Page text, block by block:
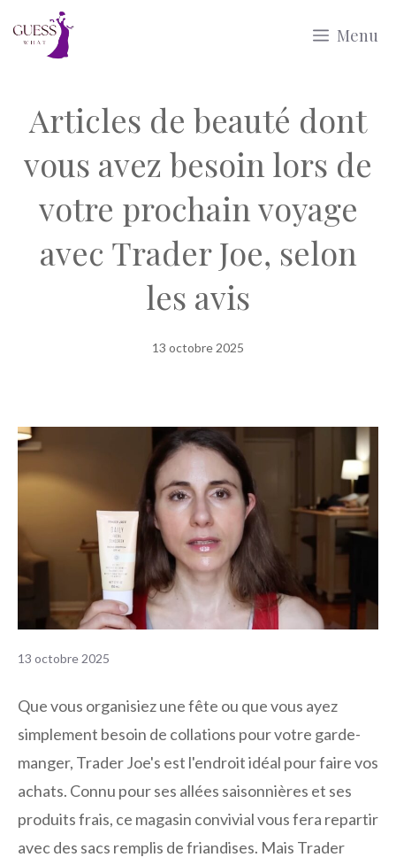
Menu
Articles de beauté dont
vous avez besoin lors de
votre prochain voyage
avec Trader Joe, selon
les avis
13 octobre 2025
13 octobre 2025
Que vous organisiez une fête ou que vous ayez
simplement besoin de collations pour votre garde-
manger, Trader Joe's est l'endroit idéal pour faire vos
achats. Connu pour ses allées saisonnières et ses
produits frais, ce magasin convivial vous fera repartir
avec des sacs remplis de friandises. Mais Trader